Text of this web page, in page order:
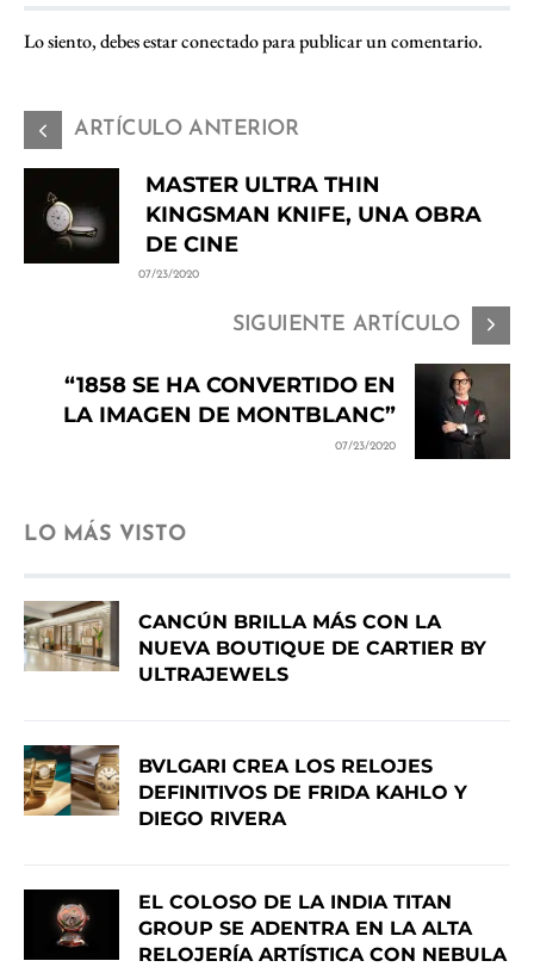
Lo siento, debes estarconectadopara publicar un comentario.
ARTÍCULO ANTERIOR
MASTER ULTRA THIN
KINGSMAN KNIFE, UNA OBRA
DE CINE
07/23/2020
SIGUIENTE ARTÍCULO
“1858 SE HA CONVERTIDO EN
LA IMAGEN DE MONTBLANC”
07/23/2020
LO MÁS VISTO
CANCÚN BRILLA MÁS CON LA
NUEVA BOUTIQUE DE CARTIER BY
ULTRAJEWELS
BVLGARI CREA LOS RELOJES
DEFINITIVOS DE FRIDA KAHLO Y
DIEGO RIVERA
EL COLOSO DE LA INDIA TITAN
GROUP SE ADENTRA EN LA ALTA
RELOJERÍA ARTÍSTICA CON NEBULA